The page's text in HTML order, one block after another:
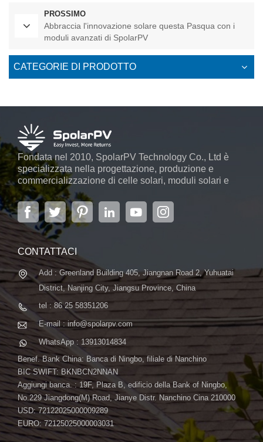
PROSSIMO
Abbraccia l'innovazione solare questa Pasqua con i
moduli avanzati di SpolarPV
CATEGORIE DI PRODOTTO
Fondata nel 2010, SpolarPV Technology Co., Ltd è
specializzata nella progettazione, produzione e
commercializzazione di celle solari, moduli solari e
sistemi di energia solare. L'azienda, situata nella
capitale della provincia di Jiangsu, Nanchino, che
copre 6.000 m2, vanta sistemi automatici avanzati ...
CONTATTACI
Add : Greenland Building 405, Jiangnan Road 2, Yuhuatai
District, Nanjing City, Jiangsu Province, China
tel : 86 25 58351206
E-mail : info@spolarpv.com
WhatsApp : 13913014834
Benef. Bank China: Banca di Ningbo, filiale di Nanchino
BIC SWIFT: BKNBCN2NNAN
Aggiungi banca. : 19F, Plaza B, edificio della Bank of Ningbo,
No.229 Jiangdong(M) Road, Jianye Distr. Nanchino Cina 210000
USD: 72122025000009289
EURO: 72125025000003031